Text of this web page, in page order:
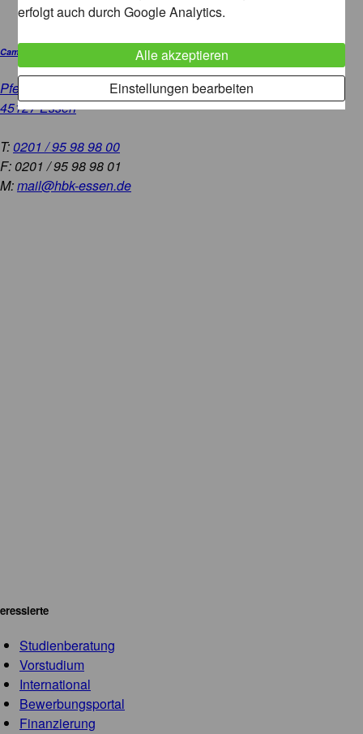
Campus Essen City.Nord
Pferdemarkt 3
45127 Essen
T: 0201 / 95 98 98 00
F: 0201 / 95 98 98 01
M:mail@hbk-essen.de
Studienberatung
Vorstudium
International
Bewerbungsportal
Finanzierung
erfolgt auch durch Google Analytics.
Einstellungen bearbeiten
Alle akzeptieren